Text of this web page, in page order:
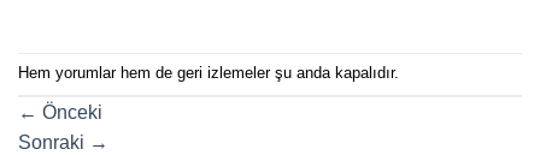
Hem yorumlar hem de geri izlemeler şu anda kapalıdır.
← Önceki
Sonraki →